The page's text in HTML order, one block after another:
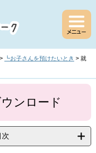
> ┗お子さんを預けたいとき > 就
ンロード
次